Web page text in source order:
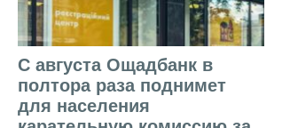
С августа Ощадбанк в
полтора раза поднимет
для населения